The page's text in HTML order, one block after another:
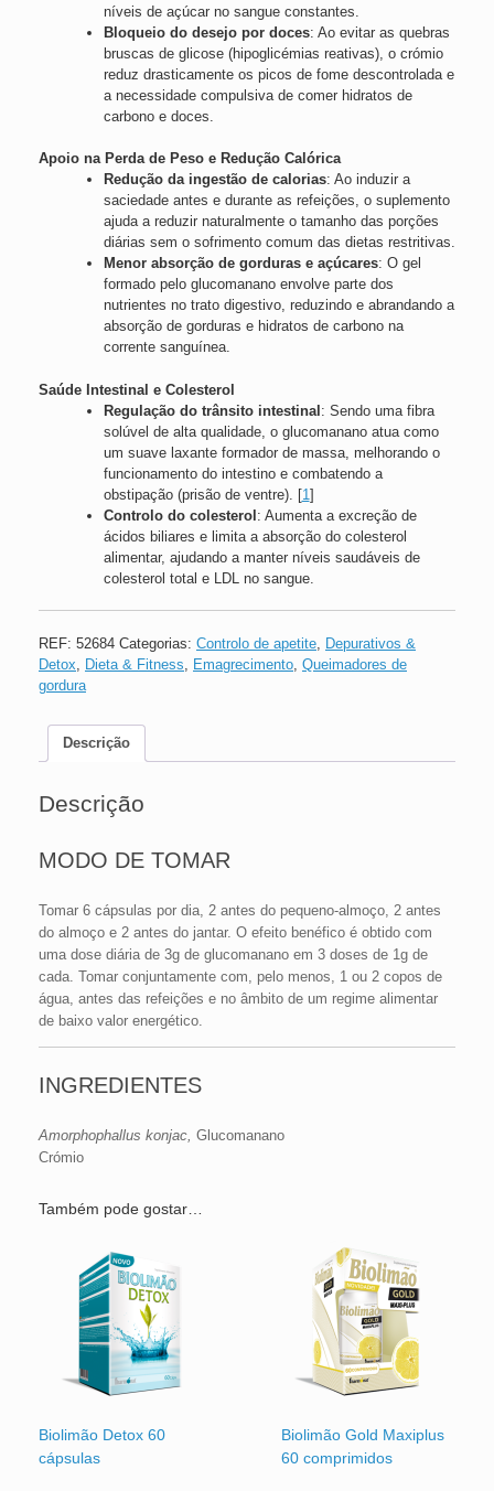
níveis de açúcar no sangue constantes.
Bloqueio do desejo por doces: Ao evitar as quebras
bruscas de glicose (hipoglicémias reativas), o crómio
reduz drasticamente os picos de fome descontrolada e
a necessidade compulsiva de comer hidratos de
carbono e doces.
Apoio na Perda de Peso e Redução Calórica
Redução da ingestão de calorias: Ao induzir a
saciedade antes e durante as refeições, o suplemento
ajuda a reduzir naturalmente o tamanho das porções
diárias sem o sofrimento comum das dietas restritivas.
Menor absorção de gorduras e açúcares: O gel
formado pelo glucomanano envolve parte dos
nutrientes no trato digestivo, reduzindo e abrandando a
absorção de gorduras e hidratos de carbono na
corrente sanguínea.
Saúde Intestinal e Colesterol
Regulação do trânsito intestinal: Sendo uma fibra
solúvel de alta qualidade, o glucomanano atua como
um suave laxante formador de massa, melhorando o
funcionamento do intestino e combatendo a
obstipação (prisão de ventre). [1]
Controlo do colesterol: Aumenta a excreção de
ácidos biliares e limita a absorção do colesterol
alimentar, ajudando a manter níveis saudáveis de
colesterol total e LDL no sangue.
REF: 52684 Categorias: Controlo de apetite Depurativos &
Detox
Dieta & Fitness Emagrecimento Queimadores de
gordura
Descrição
Descrição
MODO DE TOMAR
Tomar 6 cápsulas por dia, 2 antes do pequeno-almoço, 2 antes
do almoço e 2 antes do jantar. O efeito benéfico é obtido com
uma dose diária de 3g de glucomanano em 3 doses de 1g de
cada. Tomar conjuntamente com, pelo menos, 1 ou 2 copos de
água, antes das refeições e no âmbito de um regime alimentar
de baixo valor energético.
INGREDIENTES
Amorphophallus konjac, Glucomanano
Crómio
Também pode gostar…
Biolimão Detox 60
cápsulas
Biolimão Gold Maxiplus
60 comprimidos